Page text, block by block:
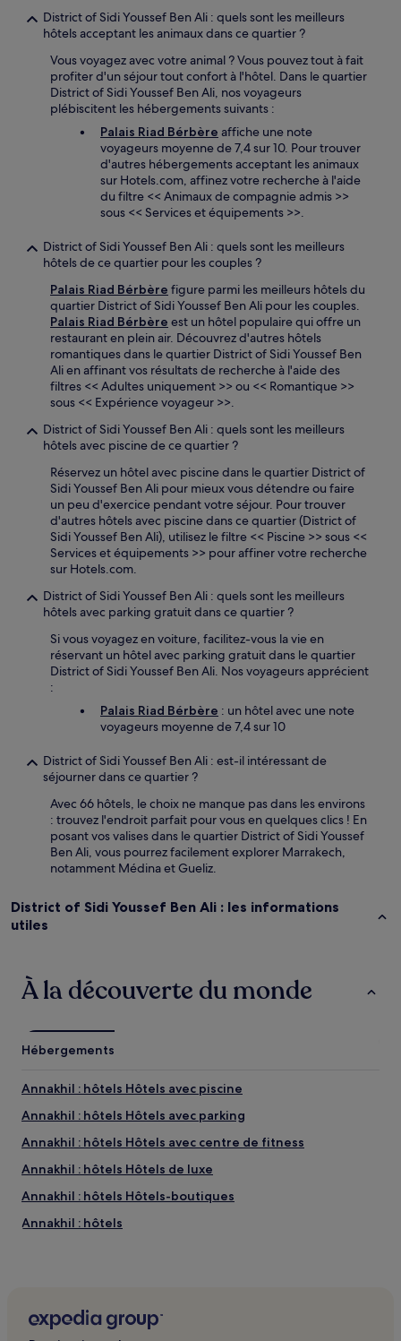
District of Sidi Youssef Ben Ali : quels sont les meilleurs
hôtels acceptant les animaux dans ce quartier ?
Vous voyagez avec votre animal ? Vous pouvez tout à fait
profiter d'un séjour tout confort à l'hôtel. Dans le quartier
District of Sidi Youssef Ben Ali, nos voyageurs
plébiscitent les hébergements suivants :
Palais Riad Bérbère affiche une note
voyageurs moyenne de 7,4 sur 10. Pour trouver
d'autres hébergements acceptant les animaux
sur Hotels.com, affinez votre recherche à l'aide
du filtre << Animaux de compagnie admis >>
sous << Services et équipements >>.
District of Sidi Youssef Ben Ali : quels sont les meilleurs
hôtels de ce quartier pour les couples ?
Palais Riad Bérbère figure parmi les meilleurs hôtels du
quartier District of Sidi Youssef Ben Ali pour les couples.
Palais Riad Bérbère est un hôtel populaire qui offre un
restaurant en plein air. Découvrez d'autres hôtels
romantiques dans le quartier District of Sidi Youssef Ben
Ali en affinant vos résultats de recherche à l'aide des
filtres << Adultes uniquement >> ou << Romantique >>
sous << Expérience voyageur >>.
District of Sidi Youssef Ben Ali : quels sont les meilleurs
hôtels avec piscine de ce quartier ?
Réservez un hôtel avec piscine dans le quartier District of
Sidi Youssef Ben Ali pour mieux vous détendre ou faire
un peu d'exercice pendant votre séjour. Pour trouver
d'autres hôtels avec piscine dans ce quartier (District of
Sidi Youssef Ben Ali), utilisez le filtre << Piscine >> sous <<
Services et équipements >> pour affiner votre recherche
sur Hotels.com.
District of Sidi Youssef Ben Ali : quels sont les meilleurs
hôtels avec parking gratuit dans ce quartier ?
Si vous voyagez en voiture, facilitez-vous la vie en
réservant un hôtel avec parking gratuit dans le quartier
District of Sidi Youssef Ben Ali. Nos voyageurs apprécient
:
Palais Riad Bérbère : un hôtel avec une note
voyageurs moyenne de 7,4 sur 10
District of Sidi Youssef Ben Ali : est-il intéressant de
séjourner dans ce quartier ?
Avec 66 hôtels, le choix ne manque pas dans les environs
: trouvez l'endroit parfait pour vous en quelques clics ! En
posant vos valises dans le quartier District of Sidi Youssef
Ben Ali, vous pourrez facilement explorer Marrakech,
notamment Médina et Gueliz.
District of Sidi Youssef Ben Ali : les informations
utiles
À la découverte du monde
Hébergements
Annakhil : hôtels Hôtels avec piscine
Annakhil : hôtels Hôtels avec parking
Annakhil : hôtels Hôtels avec centre de fitness
Annakhil : hôtels Hôtels de luxe
Annakhil : hôtels Hôtels-boutiques
Annakhil : hôtels
Ouahat Sidi Brahim : hôtels